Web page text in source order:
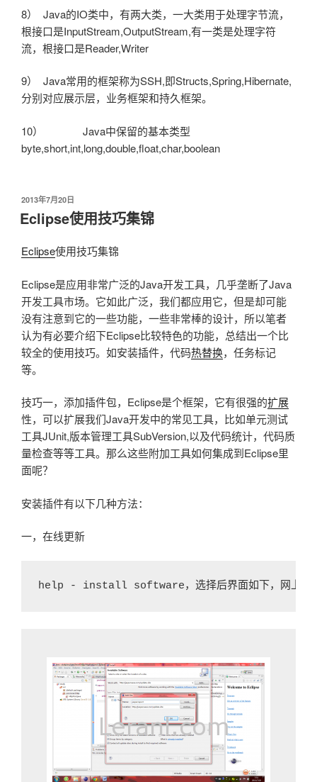
8） Java的IO类中，有两大类，一大类用于处理字节流，
根接口是InputStream,OutputStream,有一类是处理字符
流，根接口是Reader,Writer
9） Java常用的框架称为SSH,即Structs,Spring,Hibernate,
分别对应展示层，业务框架和持久框架。
10） Java中保留的基本类型
byte,short,int,long,double,float,char,boolean
发
布
于
2013年7月20日
Eclipse使用技巧集锦
Eclipse使用技巧集锦
Eclipse是应用非常广泛的Java开发工具，几乎垄断了Java
开发工具市场。它如此广泛，我们都应用它，但是却可能
没有注意到它的一些功能，一些非常棒的设计，所以笔者
认为有必要介绍下Eclipse比较特色的功能，总结出一个比
较全的使用技巧。如安装插件，代码热替换，任务标记
等。
技巧一，添加插件包，Eclipse是个框架，它有很强的扩展
性，可以扩展我们Java开发中的常见工具，比如单元测试
工具JUnit,版本管理工具SubVersion,以及代码统计，代码质
量检查等等工具。那么这些附加工具如何集成到Eclipse里
面呢？
安装插件有以下几种方法：
一，在线更新
help - install software，选择后界面如下，网上有很多